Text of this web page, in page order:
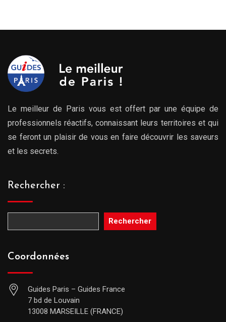
à
à
Le meilleur de Paris vous est offert par une équipe de
professionnels réactifs, connaissant leurs territoires et qui
se feront un plaisir de vous en faire découvrir les saveurs
et les secrets.
Rechercher :
Rechercher
Coordonnées
Guides Paris – Guides France
7 bd de Louvain
13008 MARSEILLE (FRANCE)